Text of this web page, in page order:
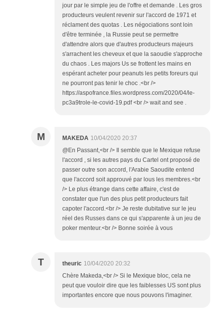
jour par le simple jeu de l'offre et demande . Les gros
producteurs veulent revenir sur l'accord de 1971 et
réclament des quotas . Les négociations sont loin
d'être terminée , la Russie peut se permettre
d'attendre alors que d'autres producteurs majeurs
s'arrachent les cheveux et que la saoudie s'approche
du chaos . Les majors Us se frottent les mains en
espérant acheter pour peanuts les petits foreurs qui
ne pourront pas tenir le choc .<br />
https://aspofrance.files.wordpress.com/2020/04/le-
pc3a9trole-le-covid-19.pdf <br /> wait and see .
M MAKEDA 10/04/2020 20:37
@En Passant,<br /> Il semble que le Mexique refuse
l'accord , si les autres pays du Cartel ont proposé de
passer outre son accord, l'Arabie Saoudite entend
que l'accord soit approuvé par lous les membres.<br
/> Le plus étrange dans cette affaire, c'est de
constater que l'un des plus petit producteurs fait
capoter l'accord.<br /> Je reste dubitative sur le jeu
réel des Russes dans ce qui s'apparente à un jeu de
poker menteur.<br /> Bonne soirée à vous
T theuric 10/04/2020 20:32
Chère Makeda,<br /> Si le Mexique bloc, cela ne
peut que vouloir dire que les faiblesses US sont plus
importantes encore que nous pouvons l'imaginer.